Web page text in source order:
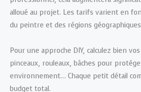
alloué au projet. Les tarifs varient en
du peintre et des régions
Pour une approche DIY, calculez bien
pinceaux, rouleaux, bâches pour
environnement… Chaque petit détail
budget total.